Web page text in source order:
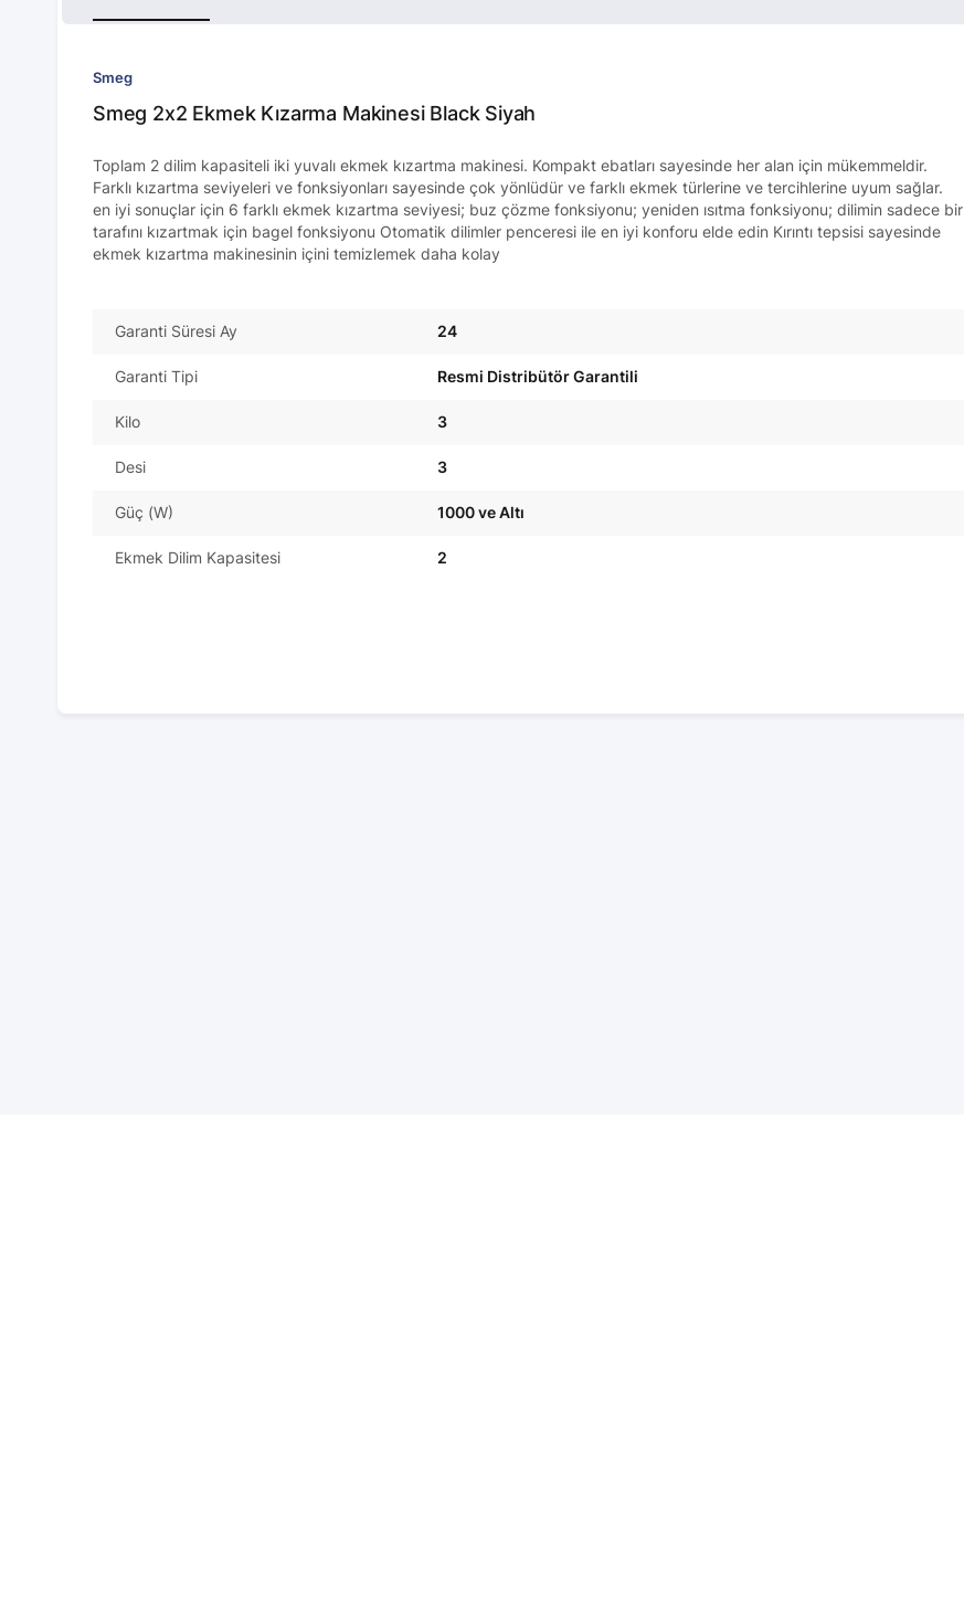
Smeg
Smeg 2x2 Ekmek Kızarma Makinesi Black Siyah
Toplam 2 dilim kapasiteli iki yuvalı ekmek kızartma makinesi. Kompakt ebatları sayesinde her alan için mükemmeldir.
Farklı kızartma seviyeleri ve fonksiyonları sayesinde çok yönlüdür ve farklı ekmek türlerine ve tercihlerine uyum sağlar.
en iyi sonuçlar için 6 farklı ekmek kızartma seviyesi; buz çözme fonksiyonu; yeniden ısıtma fonksiyonu; dilimin sadece bir
tarafını kızartmak için bagel fonksiyonu Otomatik dilimler penceresi ile en iyi konforu elde edin Kırıntı tepsisi sayesinde
ekmek kızartma makinesinin içini temizlemek daha kolay
Garanti Süresi Ay 24
Garanti Tipi Resmi Distribütör Garantili
Kilo 3
Desi 3
Güç (W) 1000 ve Altı
Ekmek Dilim Kapasitesi 2